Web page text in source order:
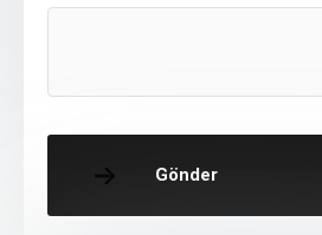
Gönder